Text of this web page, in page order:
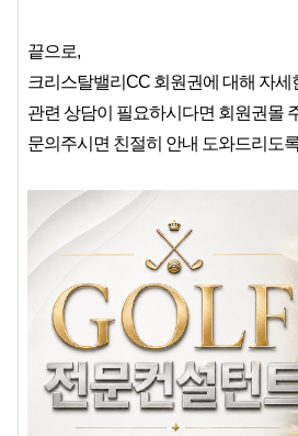
끝으로,
크리스탈밸리CC 회원권에 대해 자세
관련 상담이 필요하시다면 회원권몰
문의주시면 친절히 안내 도와드리도